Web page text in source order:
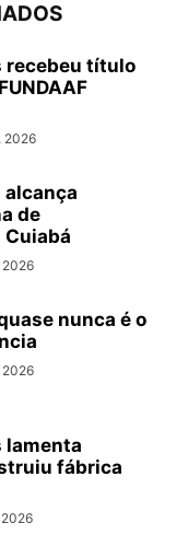
recebeu título
2026
de
2026
nunca é o
2026
lamenta
fábrica